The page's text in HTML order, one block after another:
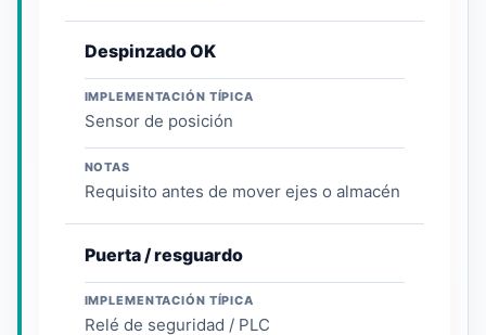
Despinzado OK
IMPLEMENTACIÓN TÍPICA
Sensor de posición
NOTAS
Requisito antes de mover ejes o almacén
Puerta / resguardo
IMPLEMENTACIÓN TÍPICA
Relé de seguridad / PLC